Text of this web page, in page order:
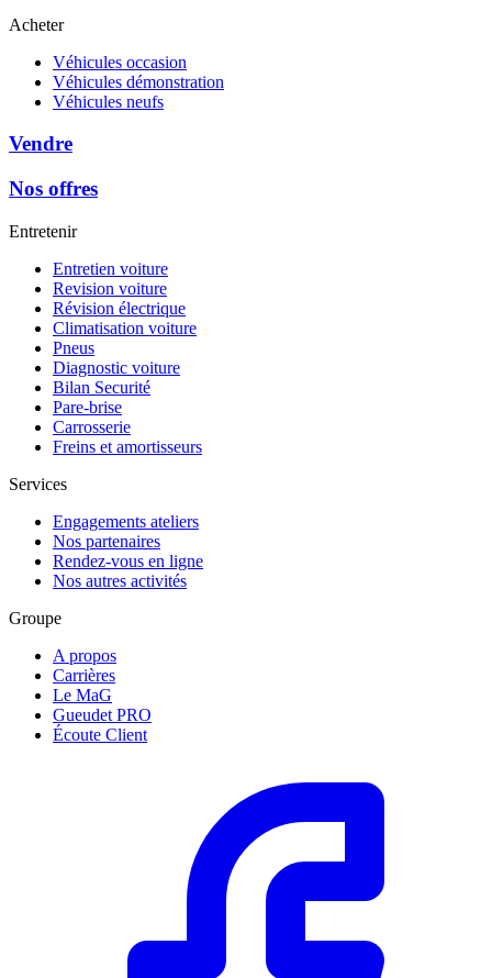
Acheter
Véhicules occasion
Véhicules démonstration
Véhicules neufs
Vendre
Nos offres
Entretenir
Entretien voiture
Revision voiture
Révision électrique
Climatisation voiture
Pneus
Diagnostic voiture
Bilan Securité
Pare-brise
Carrosserie
Freins et amortisseurs
Services
Engagements ateliers
Nos partenaires
Rendez-vous en ligne
Nos autres activités
Groupe
A propos
Carrières
Le MaG
Gueudet PRO
Écoute Client